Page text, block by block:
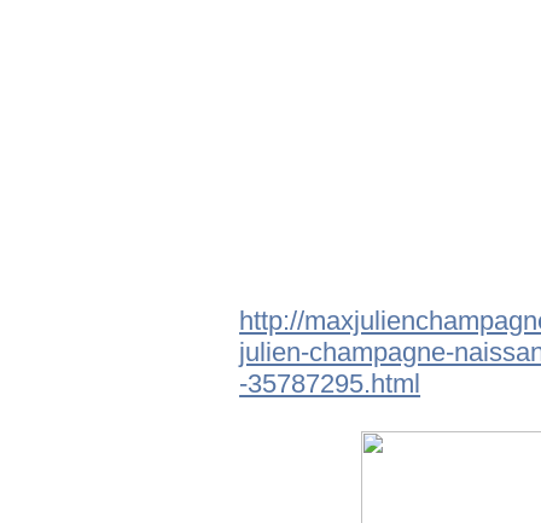
http://
julien-champagne-
-35787295.html